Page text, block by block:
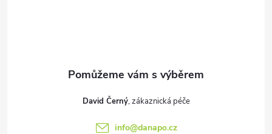
David Černý
info@danapo.cz